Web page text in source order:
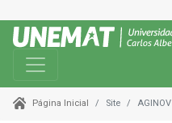
Toggle navigation
Página Inicial Site AGINOV